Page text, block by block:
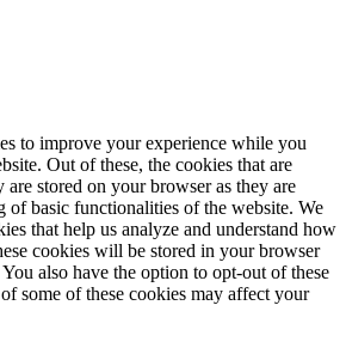
to improve your experience while you
Out of these, the cookies that are
are stored on your browser as they are
of basic functionalities of the website. We
that help us analyze and understand how
cookies will be stored in your browser
also have the option to opt-out of these
some of these cookies may affect your